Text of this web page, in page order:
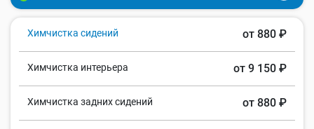
Химчистка сидений от 880 ₽
Химчистка интерьера от 9 150 ₽
Химчистка задних сидений от 880 ₽